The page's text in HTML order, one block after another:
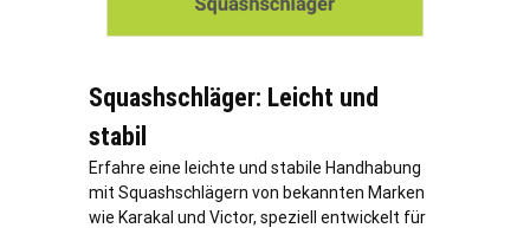
Squashschläger: Leicht und
stabil
Erfahre eine leichte und stabile Handhabung
mit Squashschlägern von bekannten Marken
wie Karakal und Victor, speziell entwickelt für